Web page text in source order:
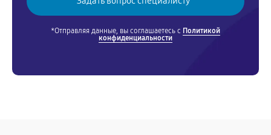
*Отправляя данные, вы соглашаетесь с Политикой
конфиденциальности